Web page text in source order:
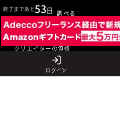
IT業界の用語を調べる
ITエンジニアの資格
クリエイターの資格
言語から探す
ログイン
終了まであと53日